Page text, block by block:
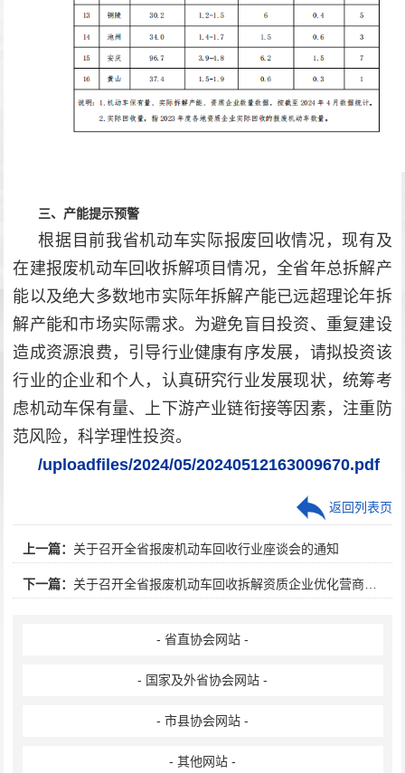
三、产能提示预警‍
根据目前我省机动车实际报废回收情况，现有及
在建报废机动车回收拆解项目情况，全省年总拆解产
能以及绝大多数地市实际年拆解产能已远超理论年拆
解产能和市场实际需求。为避免盲目投资、重复建设
造成资源浪费，引导行业健康有序发展，请拟投资该
行业的企业和个人，认真研究行业发展现状，统筹考
虑机动车保有量、上下游产业链衔接等因素，注重防
范风险，科学理性投资。
/uploadfiles/2024/05/20240512163009670.pdf
上一篇： 关于召开全省报废机动车回收行业座谈会的通知
下一篇： 关于召开全省报废机动车回收拆解资质企业优化营商环境座谈会的通知
返回列表页
- 省直协会网站 -
- 国家及外省协会网站 -
- 市县协会网站 -
- 其他网站 -